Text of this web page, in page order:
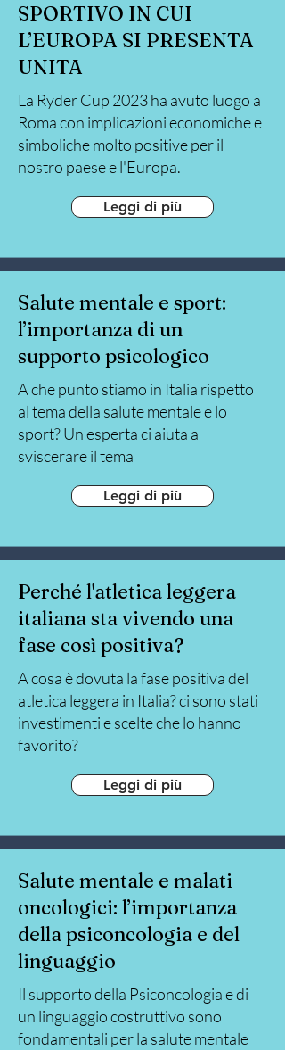
SPORTIVO IN CUI
L’EUROPA SI PRESENTA
UNITA
La Ryder Cup 2023 ha avuto luogo a
Roma con implicazioni economiche e
simboliche molto positive per il
nostro paese e l'Europa.
Leggi di più
Salute mentale e sport:
l’importanza di un
supporto psicologico
A che punto stiamo in Italia rispetto
al tema della salute mentale e lo
sport? Un esperta ci aiuta a
sviscerare il tema
Leggi di più
Perché l'atletica leggera
italiana sta vivendo una
fase così positiva?
A cosa è dovuta la fase positiva del
atletica leggera in Italia? ci sono stati
investimenti e scelte che lo hanno
favorito?
Leggi di più
Salute mentale e malati
oncologici: l’importanza
della psiconcologia e del
linguaggio
Il supporto della Psiconcologia e di
un linguaggio costruttivo sono
fondamentali per la salute mentale